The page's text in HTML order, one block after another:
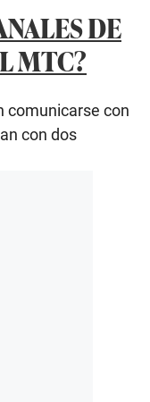
DE
MTC?
comunicarse con
con dos